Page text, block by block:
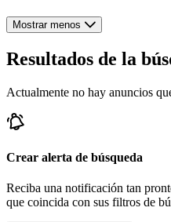
Mostrar menos
Resultados de la
Actualmente no hay anuncios
Crear alerta de búsqueda
Reciba una notificación tan
que coincida con sus filtros de